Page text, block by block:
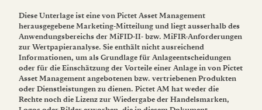
Diese Unterlage ist eine von Pictet Asset Management
herausgegebene Marketing-Mitteilung und liegt ausserhalb des
Anwendungsbereichs der MiFID-II- bzw. MiFIR-Anforderungen
zur Wertpapieranalyse. Sie enthält nicht ausreichend
Informationen, um als Grundlage für Anlageentscheidungen
oder für die Einschätzung der Vorteile einer Anlage in von Pictet
Asset Management angebotenen bzw. vertriebenen Produkten
oder Dienstleistungen zu dienen. Pictet AM hat weder die
Rechte noch die Lizenz zur Wiedergabe der Handelsmarken,